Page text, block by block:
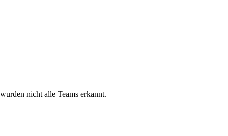
nicht alle Teams erkannt.